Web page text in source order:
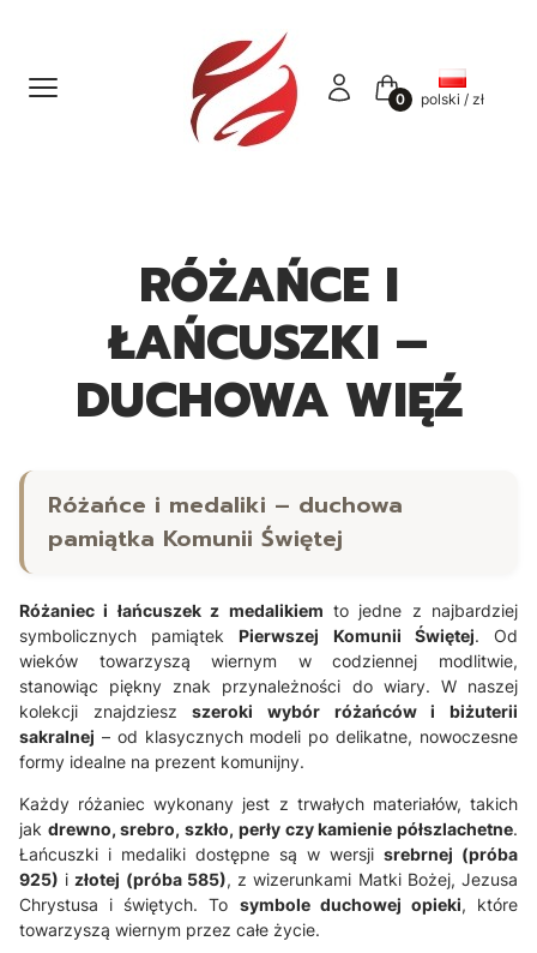
Menu Zaloguj sięKoszyk
polski / zł
RÓŻAŃCE I
ŁAŃCUSZKI –
DUCHOWA WIĘŹ
Różańce i medaliki – duchowa
pamiątka Komunii Świętej
Różaniec i łańcuszek z medalikiem to jedne z najbardziej
symbolicznych pamiątekPierwszej Komunii Świętej. Od
wieków towarzyszą wiernym w codziennej modlitwie,
stanowiąc piękny znak przynależności do wiary. W naszej
kolekcji znajdzieszszeroki wybór różańców i biżuterii
sakralnej – od klasycznych modeli po delikatne, nowoczesne
formy idealne na prezent komunijny.
Każdy różaniec wykonany jest z trwałych materiałów, takich
jak drewno, srebro, szkło, perły czy kamienie półszlachetne.
Łańcuszki i medaliki dostępne są w wersji srebrnej (próba
925) i złotej (próba 585), z wizerunkami Matki Bożej, Jezusa
Chrystusa i świętych. To symbole duchowej opieki, które
towarzyszą wiernym przez całe życie.